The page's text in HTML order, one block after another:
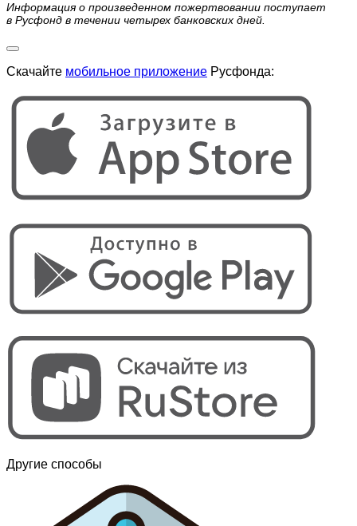
Информация о произведенном пожертвовании поступает
в Русфонд в течении четырех банковских дней.
Скачайте мобильное приложение Русфонда:
Другие способы